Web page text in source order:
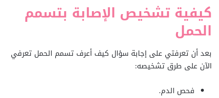
كيفية تشخيص الإصابة بتسمم
الحمل
بعد أن تعرفتي على إجابة سؤال كيف أعرف تسمم الحمل تعرفي
الآن على طرق تشخيصه:
فحص الدم.